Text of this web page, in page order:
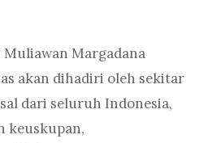
Muliawan Margadana
akan dihadiri oleh sekitar
dari seluruh Indonesia,
keuskupan,